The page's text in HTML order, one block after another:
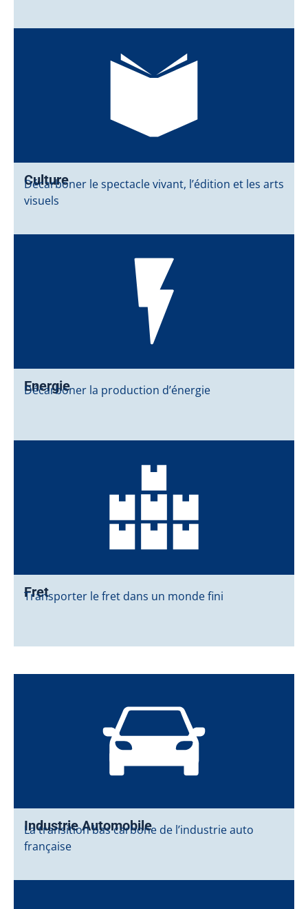
Culture
Décarboner le spectacle vivant, l’édition et les arts
visuels
Energie
Décarboner la production d’énergie
Fret
Transporter le fret dans un monde fini
Industrie Automobile
La transition bas carbone de l’industrie auto
française